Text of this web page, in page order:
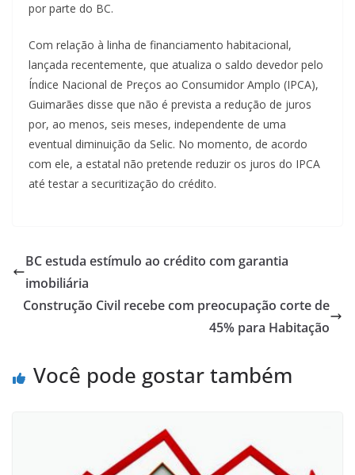
por parte do BC.
Com relação à linha de financiamento habitacional,
lançada recentemente, que atualiza o saldo devedor pelo
Índice Nacional de Preços ao Consumidor Amplo (IPCA),
Guimarães disse que não é prevista a redução de juros
por, ao menos, seis meses, independente de uma
eventual diminuição da Selic. No momento, de acordo
com ele, a estatal não pretende reduzir os juros do IPCA
até testar a securitização do crédito.
BC estuda estímulo ao crédito com garantia
imobiliária
Construção Civil recebe com preocupação corte de
45% para Habitação
Você pode gostar também